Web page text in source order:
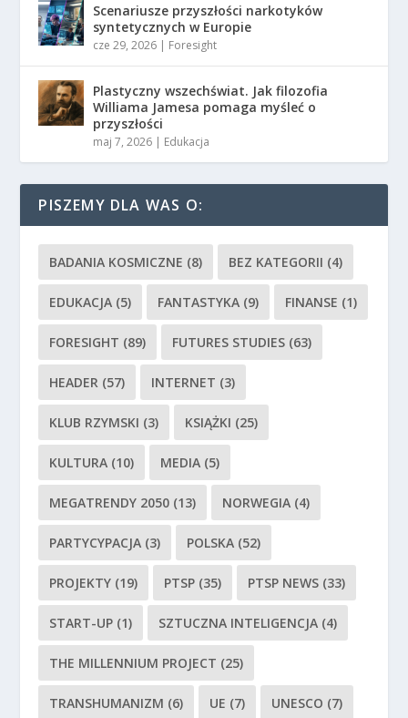
Scenariusze przyszłości narkotyków
syntetycznych w Europie
cze 29, 2026 | Foresight
Plastyczny wszechświat. Jak filozofia
Williama Jamesa pomaga myśleć o
przyszłości
maj 7, 2026 | Edukacja
PISZEMY DLA WAS O:
BADANIA KOSMICZNE (8) BEZ KATEGORII (4)
EDUKACJA (5) FANTASTYKA (9) FINANSE (1)
FORESIGHT (89) FUTURES STUDIES (63)
HEADER (57) INTERNET (3)
KLUB RZYMSKI (3) KSIĄŻKI (25)
KULTURA (10) MEDIA (5)
MEGATRENDY 2050 (13) NORWEGIA (4)
PARTYCYPACJA (3) POLSKA (52)
PROJEKTY (19) PTSP (35) PTSP NEWS (33)
START-UP (1) SZTUCZNA INTELIGENCJA (4)
THE MILLENNIUM PROJECT (25)
TRANSHUMANIZM (6) UE (7) UNESCO (7)